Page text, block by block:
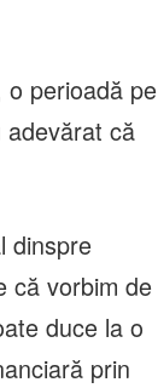
o perioadă pe
că
dinspre
că vorbim de
duce la o
prin